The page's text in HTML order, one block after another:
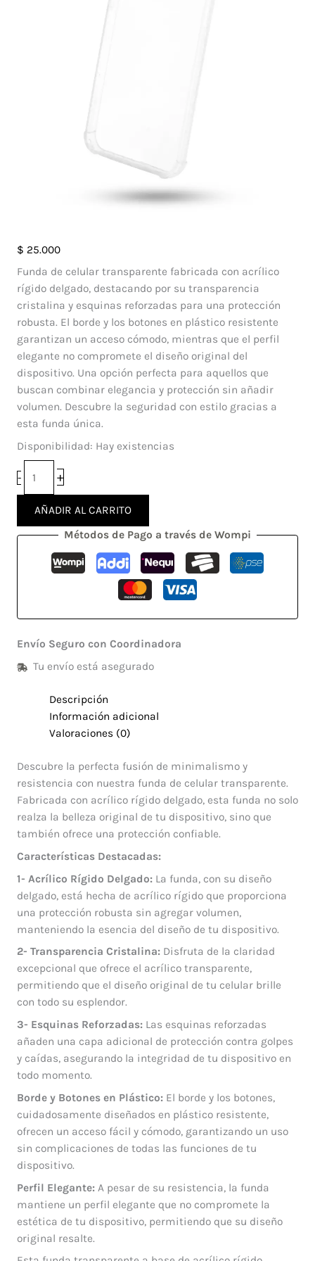
$ 25.000
Funda de celular transparente fabricada con acrílico
rígido delgado, destacando por su transparencia
cristalina y esquinas reforzadas para una protección
robusta. El borde y los botones en plástico resistente
garantizan un acceso cómodo, mientras que el perfil
elegante no compromete el diseño original del
dispositivo. Una opción perfecta para aquellos que
buscan combinar elegancia y protección sin añadir
volumen. Descubre la seguridad con estilo gracias a
esta funda única.
Disponibilidad: Hay existencias
-
Case
Ghost
Iphone
11
Pro
Max
cantidad
+
AÑADIR AL CARRITO
Métodos de Pago a través de Wompi
Envío Seguro con Coordinadora
Tu envío está asegurado
Descripción
Información adicional
Valoraciones (0)
Descubre la perfecta fusión de minimalismo y
resistencia con nuestra funda de celular transparente.
Fabricada con acrílico rígido delgado, esta funda no solo
realza la belleza original de tu dispositivo, sino que
también ofrece una protección confiable.
Características Destacadas:
1- Acrílico Rígido Delgado:La funda, con su diseño
delgado, está hecha de acrílico rígido que proporciona
una protección robusta sin agregar volumen,
manteniendo la esencia del diseño de tu dispositivo.
2- Transparencia Cristalina:Disfruta de la claridad
excepcional que ofrece el acrílico transparente,
permitiendo que el diseño original de tu celular brille
con todo su esplendor.
3- Esquinas Reforzadas:Las esquinas reforzadas
añaden una capa adicional de protección contra golpes
y caídas, asegurando la integridad de tu dispositivo en
todo momento.
Borde y Botones en Plástico:El borde y los botones,
cuidadosamente diseñados en plástico resistente,
ofrecen un acceso fácil y cómodo, garantizando un uso
sin complicaciones de todas las funciones de tu
dispositivo.
Perfil Elegante:A pesar de su resistencia, la funda
mantiene un perfil elegante que no compromete la
estética de tu dispositivo, permitiendo que su diseño
original resalte.